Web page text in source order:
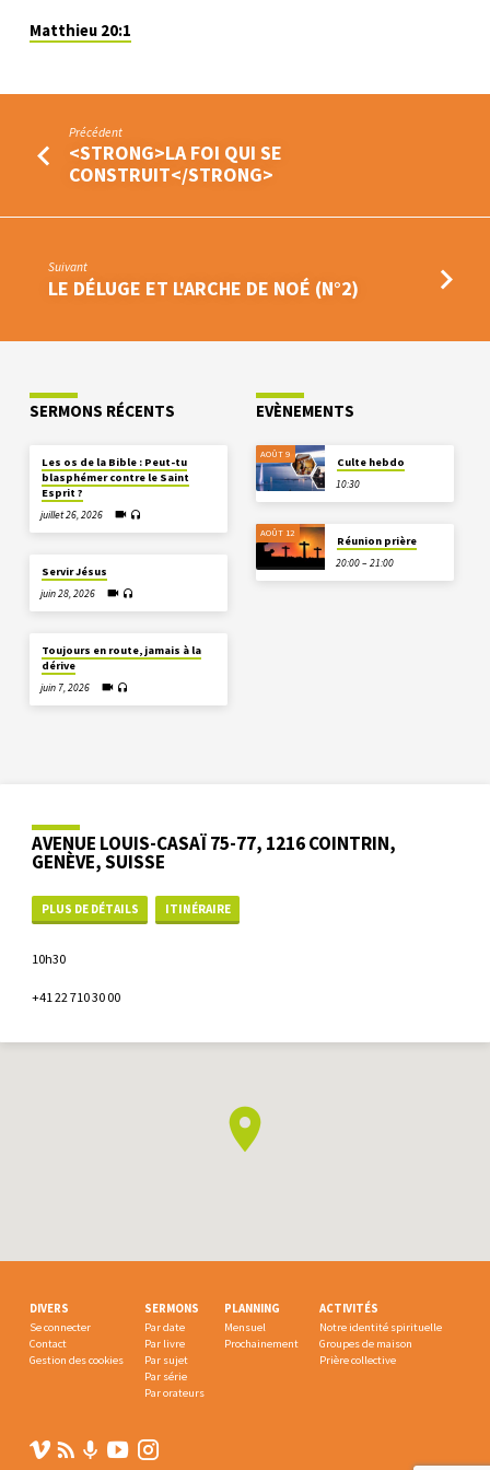
Matthieu 20:1
Précédent
<STRONG>LA FOI QUI SE
CONSTRUIT</STRONG>
Suivant
LE DÉLUGE ET L'ARCHE DE NOÉ (N°2)
SERMONS RÉCENTS
Les os de la Bible : Peut-tu
blasphémer contre le Saint
Esprit ?
juillet 26, 2026
Servir Jésus
juin 28, 2026
Toujours en route, jamais à la
dérive
juin 7, 2026
EVÈNEMENTS
AOÛT 9
Culte hebdo
10:30
AOÛT 12
Réunion prière
20:00 – 21:00
AVENUE LOUIS-CASAÏ 75-77, 1216 COINTRIN,
GENÈVE, SUISSE
PLUS DE DÉTAILS ITINÉRAIRE
10h30
+41 22 710 30 00
DIVERS
Se connecter
Contact
Gestion des cookies
SERMONS
Par date
Par livre
Par sujet
Par série
Par orateurs
PLANNING
Mensuel
Prochainement
ACTIVITÉS
Notre identité spirituelle
Groupes de maison
Prière collective